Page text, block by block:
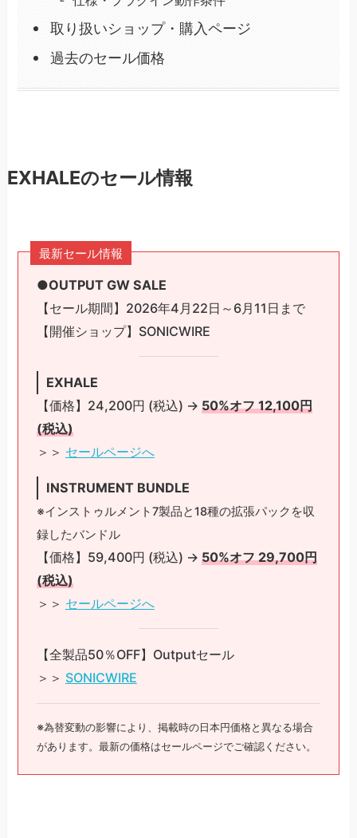
取り扱いショップ・購入ページ
過去のセール価格
EXHALEのセール情報
最新セール情報
●OUTPUT GW SALE
【セール期間】2026年4月22日～6月11日まで
【開催ショップ】SONICWIRE
EXHALE
【価格】24,200円 (税込) → 50%オフ 12,100円
(税込)
＞＞ セールページへ
INSTRUMENT BUNDLE
※インストゥルメント7製品と18種の拡張パックを収
録したバンドル
【価格】59,400円 (税込) → 50%オフ 29,700円
(税込)
＞＞ セールページへ
【全製品50％OFF】Outputセール
＞＞ SONICWIRE
※為替変動の影響により、掲載時の日本円価格と異なる場合
があります。最新の価格はセールページでご確認ください。